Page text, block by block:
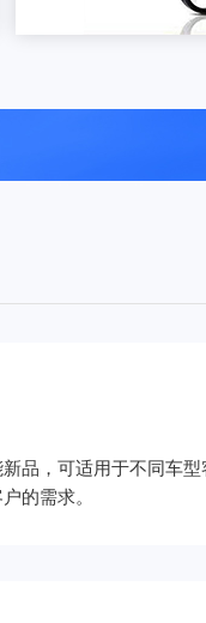
品，可适用于不同车型
的需求。